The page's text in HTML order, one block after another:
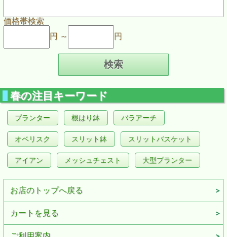
価格帯検索
円 ～
円
春の注目キーワード
プランター 根はり鉢 バラアーチ
オベリスク スリット鉢 スリットバスケット
アイアン メッシュチェスト 大型プランター
お店のトップへ戻る
カートを見る